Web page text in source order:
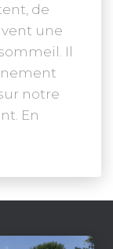
de
une
Il
notre
En